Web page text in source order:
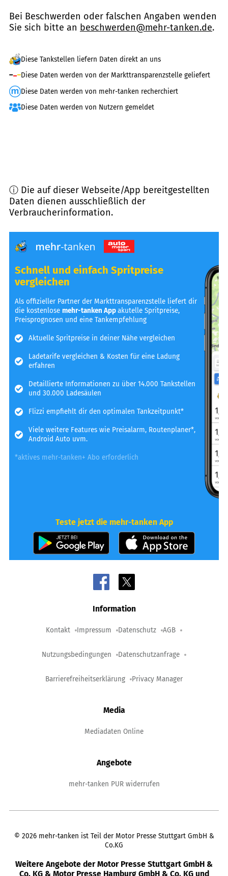
Bei Beschwerden oder falschen Angaben wenden
Sie sich bitte an beschwerden@mehr-tanken.de.
Diese Tankstellen liefern Daten direkt an uns
Diese Daten werden von der Markttransparenzstelle geliefert
Diese Daten werden von mehr-tanken recherchiert
Diese Daten werden von Nutzern gemeldet
ⓘ Die auf dieser Webseite/App bereitgestellten
Daten dienen ausschließlich der
Verbraucherinformation.
Schnell und einfach Spritpreise
vergleichen
Als offizieller Partner der Markttransparenzstelle liefert dir
die kostenlosemehr-tanken Appakutelle Spritpreise,
Preisprognosen und eine Tankempfehlung
Aktuelle Spritpreise in deiner Nähe vergleichen
Ladetarife vergleichen & Kosten für eine Ladung
erfahren
Detaillierte Informationen zu über 14.000 Tankstellen
und 30.000 Ladesäulen
Flizzi empfiehlt dir den optimalen Tankzeitpunkt*
Viele weitere Features wie Preisalarm, Routenplaner*,
Android Auto uvm.
*aktives mehr-tanken+ Abo erforderlich
Teste jetzt die mehr-tanken App
Information
Kontakt Impressum Datenschutz AGB
Nutzungsbedingungen Datenschutzanfrage
Barrierefreiheitserklärung Privacy Manager
Media
Mediadaten Online
Angebote
mehr-tanken PUR widerrufen
© 2026 mehr-tanken ist Teil der Motor Presse Stuttgart GmbH &
Co.KG
Weitere Angebote der Motor Presse Stuttgart GmbH &
Co. KG & Motor Presse Hamburg GmbH & Co. KG und